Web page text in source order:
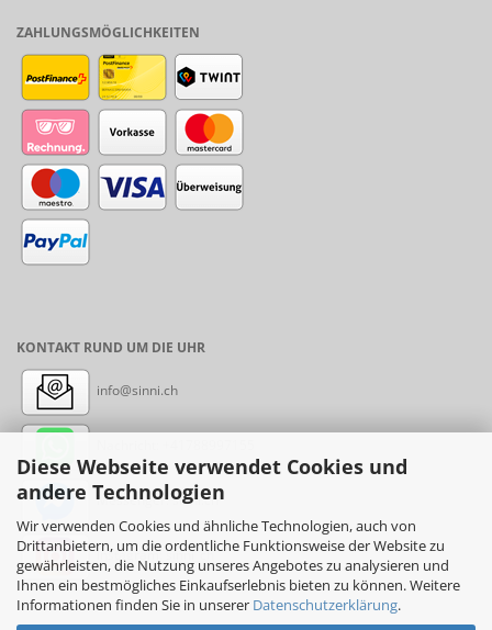
Diese Webseite verwendet Cookies und
andere Technologien
Wir verwenden Cookies und ähnliche Technologien, auch von
Drittanbietern, um die ordentliche Funktionsweise der Website zu
gewährleisten, die Nutzung unseres Angebotes zu analysieren und
Ihnen ein bestmögliches Einkaufserlebnis bieten zu können. Weitere
Informationen finden Sie in unserer Datenschutzerklärung.
ZAHLUNGSMÖGLICHKEITEN
KONTAKT RUND UM DIE UHR
info@sinni.ch
Messenger: sinni.ch
Instagram: sinni_ch